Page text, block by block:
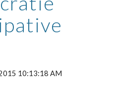
10:13:18 AM